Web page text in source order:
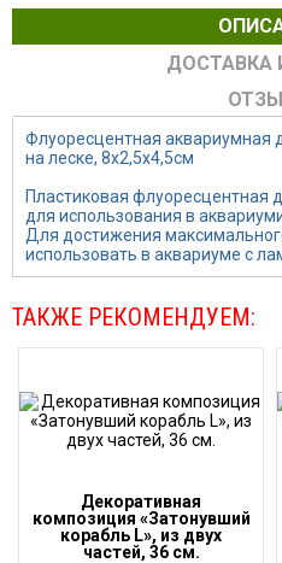
ДОСТАВКА
Флуоресцентная аквариумная
на леске, 8х2,5х4,5см
Пластиковая флуоресцентная
для использования в
Для достижения
использовать в аквариуме с
ТАКЖЕ РЕКОМЕНДУЕМ:
Декоративная
композиция «Затонувший
корабль L», из двух
частей, 36 см.